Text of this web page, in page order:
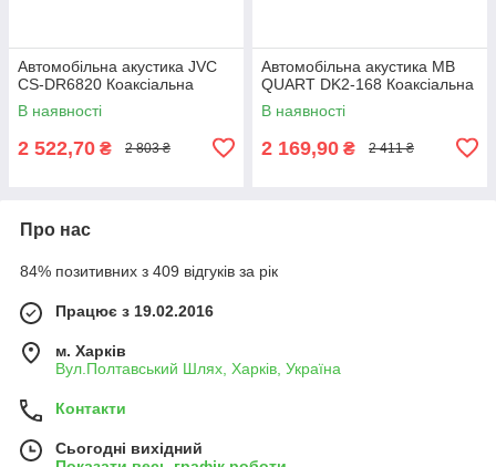
Автомобільна акустика JVC
CS-DR6820 Коаксіальна
В наявності
2 522,70 ₴ 2 803 ₴
Автомобільна акустика MB
QUART DK2-168 Коаксіальна
В наявності
2 169,90 ₴ 2 411 ₴
Про нас
84% позитивних з 409 відгуків за рік
Працює з 19.02.2016
м. Харків
Вул.Полтавський Шлях, Харків, Україна
Контакти
Сьогодні вихідний